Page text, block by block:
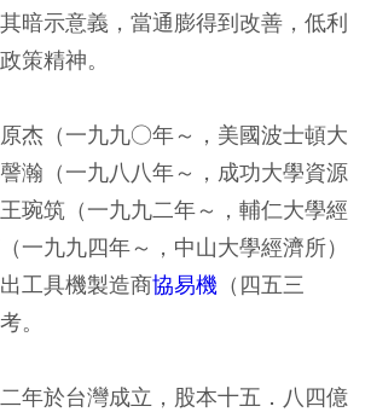
暗示意義，當通膨得到改善，低利
策精神。
杰（一九九○年～，美國波士頓大
瀚（一九八八年～，成功大學資源
琬筑（一九九二年～，輔仁大學經
一九九四年～，中山大學經濟所）
工具機製造商協易機 （四五三
。
年於台灣成立，股本十五．八四億